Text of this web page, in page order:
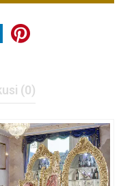
(0)